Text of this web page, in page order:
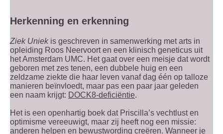
Herkenning en erkenning
Ziek Uniekis geschreven in samenwerking met arts in
opleiding Roos Neervoort en een klinisch geneticus uit
het Amsterdam UMC. Het gaat over een meisje dat wordt
geboren met zes tenen, een dubbele huig en een
zeldzame ziekte die haar leven vanaf dag één op talloze
manieren beïnvloedt, maar pas een paar jaar geleden
een naam krijgt: DOCK8-deficiëntie.
Het is een openhartig boek dat Priscilla’s vechtlust en
optimisme vereeuwigt, maar zij heeft nog een missie:
anderen helpen en bewustwording creëren. Wanneer je